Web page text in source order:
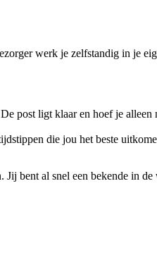
werk je zelfstandig in je
post ligt klaar en hoef je
die jou het beste
bent al snel een bekende in